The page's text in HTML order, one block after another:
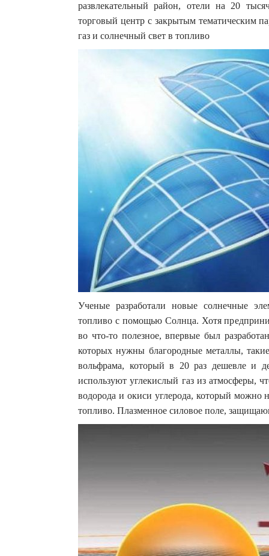
развлекательный район, отели на 20
торговый центр с закрытым тематическим
газ и солнечный свет в топливо
Ученые разработали новые солнечные
топливо с помощью Солнца. Хотя
во что-то полезное, впервые был
которых нужны благородные металлы,
вольфрама, который в 20 раз дешевле и
используют углекислый газ из атмосферы,
водорода и окиси углерода, который можно
топливо. Плазменное силовое поле,